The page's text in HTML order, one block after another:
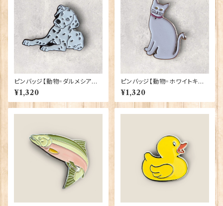
ピンバッジ【動物=ダルメシアン】
Cadogan 90040-XJKB14-4
7
¥1,320
ピンバッジ【動物=ホワイトキャッ
ト】Cadogan 90040-XJKB0
1-27
¥1,320